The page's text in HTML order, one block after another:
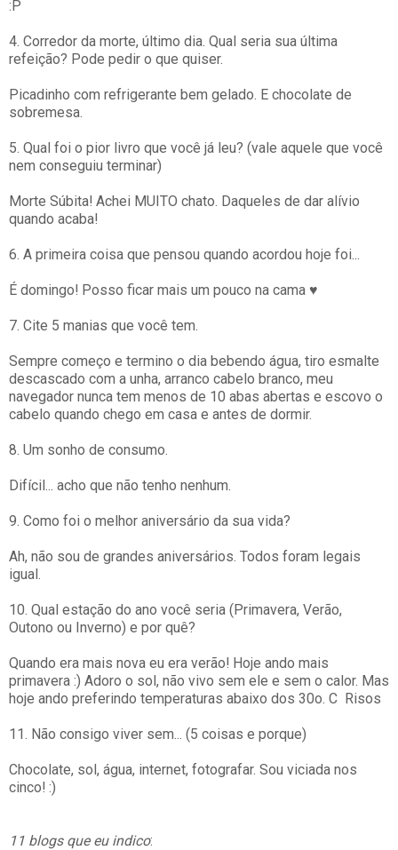
:P
4. Corredor da morte, último dia. Qual seria sua última
refeição? Pode pedir o que quiser.
Picadinho com refrigerante bem gelado. E chocolate de
sobremesa.
5. Qual foi o pior livro que você já leu? (vale aquele que você
nem conseguiu terminar)
Morte Súbita! Achei MUITO chato. Daqueles de dar alívio
quando acaba!
6. A primeira coisa que pensou quando acordou hoje foi...
É domingo! Posso ficar mais um pouco na cama ♥︎
7. Cite 5 manias que você tem.
Sempre começo e termino o dia bebendo água, tiro esmalte
descascado com a unha, arranco cabelo branco, meu
navegador nunca tem menos de 10 abas abertas e escovo o
cabelo quando chego em casa e antes de dormir.
8. Um sonho de consumo.
Difícil... acho que não tenho nenhum.
9. Como foi o melhor aniversário da sua vida?
Ah, não sou de grandes aniversários. Todos foram legais
igual.
10. Qual estação do ano você seria (Primavera, Verão,
Outono ou Inverno) e por quê?
Quando era mais nova eu era verão! Hoje ando mais
primavera :) Adoro o sol, não vivo sem ele e sem o calor. Mas
hoje ando preferindo temperaturas abaixo dos 30o. C Risos
11. Não consigo viver sem... (5 coisas e porque)
Chocolate, sol, água, internet, fotografar. Sou viciada nos
cinco! :)
11 blogs que eu indico: